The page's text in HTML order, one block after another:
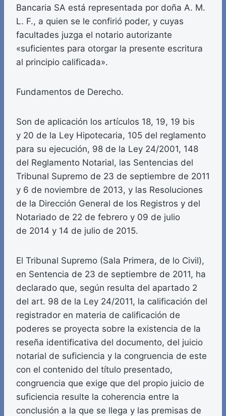
Bancaria SA está representada por doña A. M.
L. F., a quien se le confirió poder, y cuyas
facultades juzga el notario autorizante
«suficientes para otorgar la presente escritura
al principio calificada».
Fundamentos de Derecho.
Son de aplicación los artículos 18, 19, 19 bis
y 20 de la Ley Hipotecaria, 105 del reglamento
para su ejecución, 98 de la Ley 24/2001, 148
del Reglamento Notarial, las Sentencias del
Tribunal Supremo de 23 de septiembre de 2011
y 6 de noviembre de 2013, y las Resoluciones
de la Dirección General de los Registros y del
Notariado de 22 de febrero y 09 de julio
de 2014 y 14 de julio de 2015.
El Tribunal Supremo (Sala Primera, de lo Civil),
en Sentencia de 23 de septiembre de 2011, ha
declarado que, según resulta del apartado 2
del art. 98 de la Ley 24/2011, la calificación del
registrador en materia de calificación de
poderes se proyecta sobre la existencia de la
reseña identificativa del documento, del juicio
notarial de suficiencia y la congruencia de este
con el contenido del título presentado,
congruencia que exige que del propio juicio de
suficiencia resulte la coherencia entre la
conclusión a la que se llega y las premisas de